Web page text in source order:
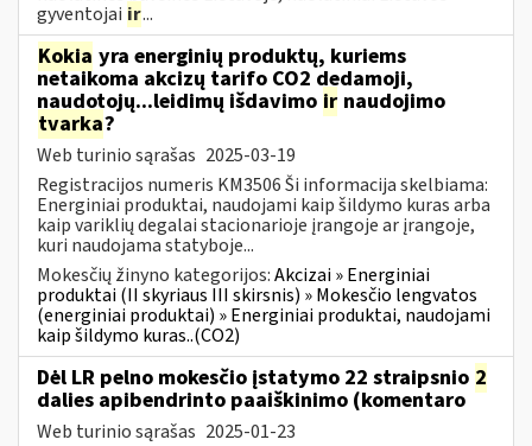
gyventojai ir...
Kokia yra energinių produktų, kuriems
netaikoma akcizų tarifo CO2 dedamoji,
naudotojų...leidimų išdavimo ir naudojimo
tvarka?
Web turinio sąrašas 2025-03-19
Registracijos numeris KM3506 Ši informacija skelbiama:
Energiniai produktai, naudojami kaip šildymo kuras arba
kaip variklių degalai stacionarioje įrangoje ar įrangoje,
kuri naudojama statyboje...
Mokesčių žinyno kategorijos:Akcizai » Energiniai
produktai (II skyriaus III skirsnis) » Mokesčio lengvatos
(energiniai produktai) » Energiniai produktai, naudojami
kaip šildymo kuras..(CO2)
Dėl LR pelno mokesčio įstatymo 22 straipsnio 2
dalies apibendrinto paaiškinimo (komentaro
Web turinio sąrašas 2025-01-23